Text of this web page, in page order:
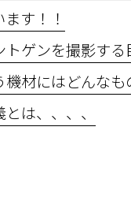
す！！
ゲンを撮影する
は、、、、